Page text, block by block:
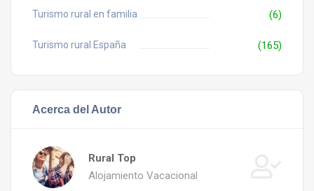
Turismo rural en familia (6)
Turismo rural España (165)
Acerca del Autor
Rural Top
Alojamiento Vacacional